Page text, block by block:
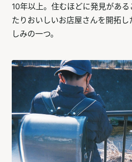
10年以上。住むほどに発見があ
たりおいしいお店屋さんを開拓
しみの一つ。